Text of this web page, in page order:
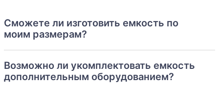
Простота в обслуживании.
отличным вариантом для обеспечения качественного
и безопасного хранения разнообразных жидкостей.
Сможете ли изготовить емкость по
моим размерам?
Возможно ли укомплектовать емкость
дополнительным оборудованием?